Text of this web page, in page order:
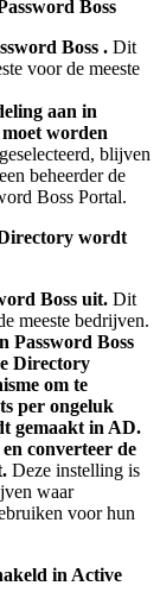
Boss
Boss . Dit
voor de meeste
aan in
moet worden
geselecteerd, blijven
een beheerder de
Boss Portal.
wordt
Boss uit. Dit
meeste bedrijven.
Password Boss
Directory
om te
per ongeluk
gemaakt in AD.
en converteer de
. Deze instelling is
waar
voor hun
in Active